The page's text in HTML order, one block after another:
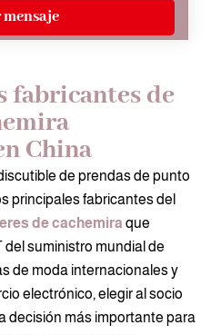
fabricantes de
China
de prendas de punto
principales fabricantes del
de cachemira que
del suministro mundial de
de moda internacionales y
electrónico, elegir al socio
decisión más importante para